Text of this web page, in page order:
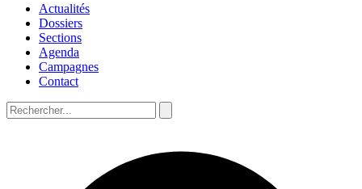
Actualités
Dossiers
Sections
Agenda
Campagnes
Contact